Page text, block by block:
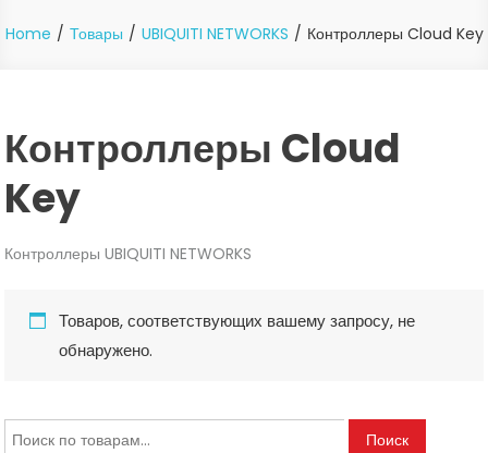
Home Товары UBIQUITI NETWORKS Контроллеры Cloud Key
Контроллеры Cloud
Key
Контроллеры UBIQUITI NETWORKS
Товаров, соответствующих вашему запросу, не
обнаружено.
Искать: Поиск